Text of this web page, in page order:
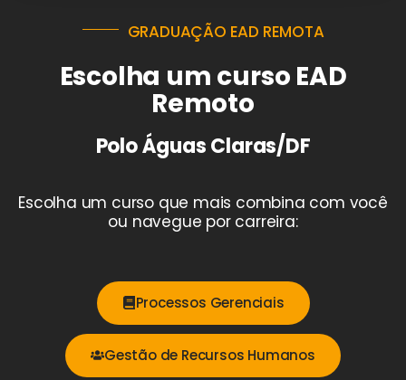
GRADUAÇÃO EAD REMOTA
Escolha um curso EAD
Remoto
Polo Águas Claras/DF
Escolha um curso que mais combina com você
ou navegue por carreira:
Processos Gerenciais
Gestão de Recursos Humanos​